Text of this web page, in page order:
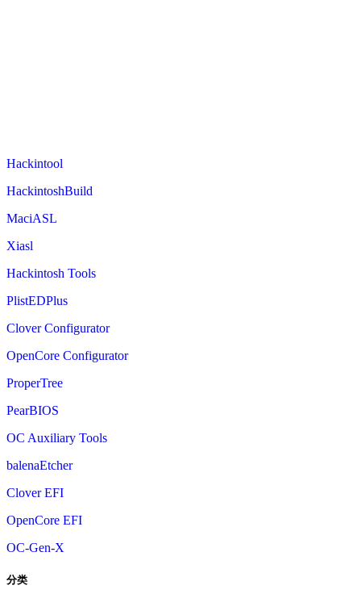
Hackintool
HackintoshBuild
MaciASL
Xiasl
Hackintosh Tools
PlistEDPlus
Clover Configurator
OpenCore Configurator
ProperTree
PearBIOS
OC Auxiliary Tools
balenaEtcher
Clover EFI
OpenCore EFI
OC-Gen-X
分类